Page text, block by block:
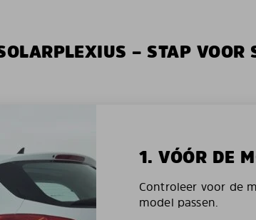
– STAP VOOR
1. VÓÓR DE
Controleer voor de
model passen.